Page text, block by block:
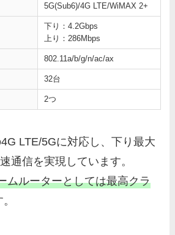
5G(Sub6)/4G LTE/WiMAX 2+
下り：4.2Gbps
上り：286Mbps
802.11a/b/g/n/ac/ax
32台
2つ
LTE/5Gに対応し、下り最大
通信を実現しています。
ムルーターとしては最高クラ